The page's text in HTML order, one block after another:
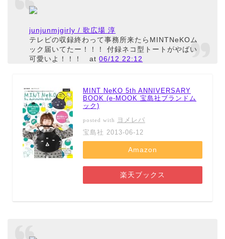
junjunmjgirly / 歌広場 淳
テレビの収録終わって事務所来たらMINTNeKOム
ック届いてたー！！！ 付録ネコ型トートがやばい
可愛いよ！！！
at06/12 22:12
MINT NeKO 5th ANNIVERSARY
BOOK (e-MOOK 宝島社ブランドム
ック)
posted with
ヨメレバ
宝島社 2013-06-12
Amazon
楽天ブックス